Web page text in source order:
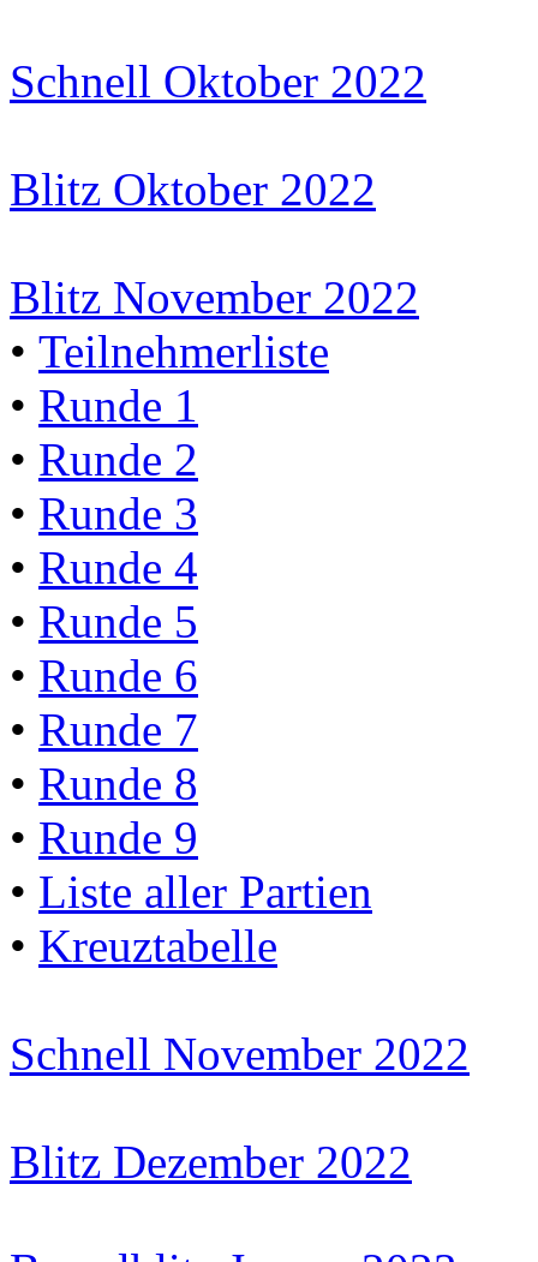
Schnell Oktober 2022
Blitz Oktober 2022
Blitz November 2022
• Teilnehmerliste
• Runde 1
• Runde 2
• Runde 3
• Runde 4
• Runde 5
• Runde 6
• Runde 7
• Runde 8
• Runde 9
• Liste aller Partien
• Kreuztabelle
Schnell November 2022
Blitz Dezember 2022